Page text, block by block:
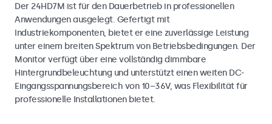
Der 24HD7M ist für den Dauerbetrieb in professionellen
Anwendungen ausgelegt. Gefertigt mit
Industriekomponenten, bietet er eine zuverlässige Leistung
unter einem breiten Spektrum von Betriebsbedingungen. Der
Monitor verfügt über eine vollständig dimmbare
Hintergrundbeleuchtung und unterstützt einen weiten DC-
Eingangsspannungsbereich von 10–36V, was Flexibilität für
professionelle Installationen bietet.